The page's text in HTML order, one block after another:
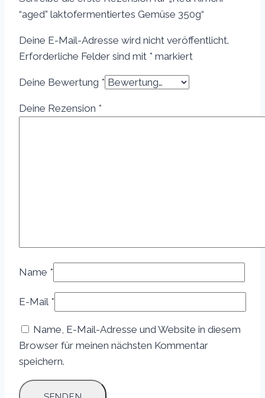
“aged” laktofermentiertes Gemüse 350g“
Deine E-Mail-Adresse wird nicht veröffentlicht.
Erforderliche Felder sind mit * markiert
Deine Bewertung *
Deine Rezension *
Name *
E-Mail *
Name, E-Mail-Adresse und Website in diesem
Browser für meinen nächsten Kommentar
speichern.